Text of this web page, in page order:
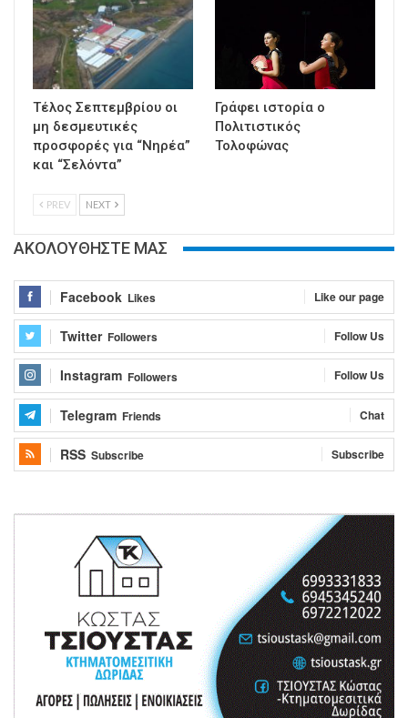
Τέλος Σεπτεμβρίου οι
μη δεσμευτικές
προσφορές για “Νηρέα”
και “Σελόντα”
Γράφει ιστορία ο
Πολιτιστικός
Τολοφώνας
PREV NEXT
ΑΚΟΛΟΥΘΗΣΤΕ ΜΑΣ
Facebook Likes Like our page
Twitter Followers Follow Us
Instagram Followers Follow Us
Telegram Friends Chat
RSS Subscribe Subscribe